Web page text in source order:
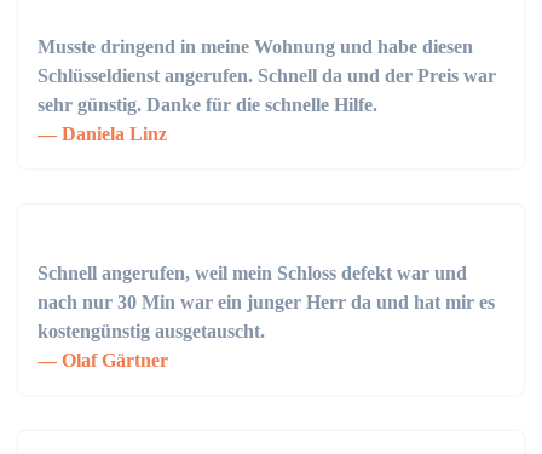
Musste dringend in meine Wohnung und habe diesen
Schlüsseldienst angerufen. Schnell da und der Preis war
sehr günstig. Danke für die schnelle Hilfe.
Daniela Linz
Schnell angerufen, weil mein Schloss defekt war und
nach nur 30 Min war ein junger Herr da und hat mir es
kostengünstig ausgetauscht.
Olaf Gärtner